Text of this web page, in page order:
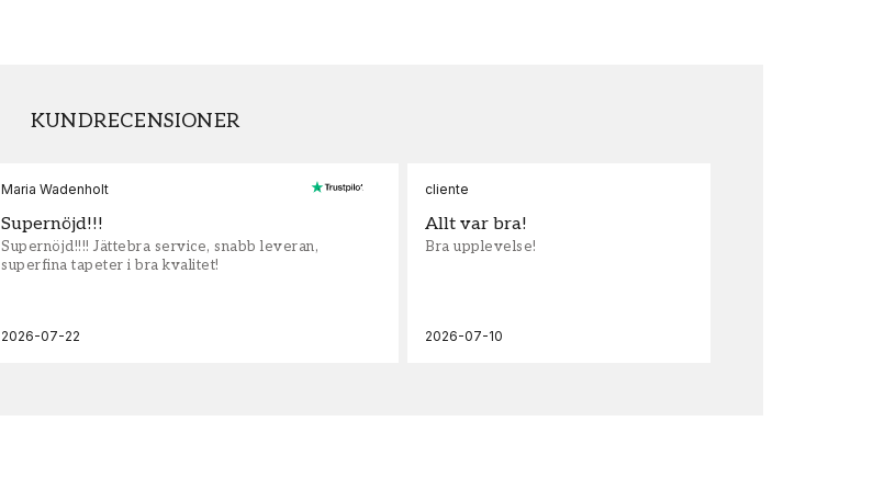
KUNDRECENSIONER
Maria Wadenholt
Supernöjd!!!
Supernöjd!!!! Jättebra service, snabb leveran,
superfina tapeter i bra kvalitet!
2026-07-22
cliente
Allt var bra!
Bra upplevelse!
2026-07-10